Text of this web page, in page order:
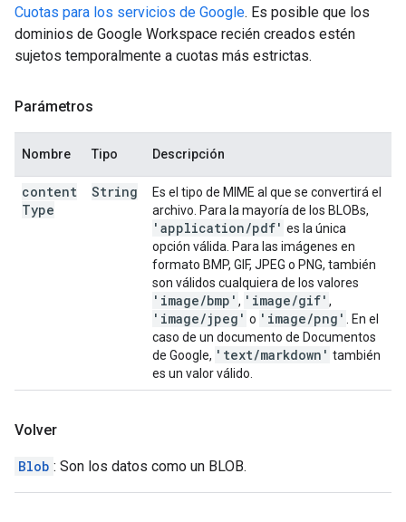
Cuotas para los servicios de Google. Es posible que los
dominios de Google Workspace recién creados estén
sujetos temporalmente a cuotas más estrictas.
Parámetros
Nombre Tipo Descripción
content
Type
String
Es el tipo de MIME al que se convertirá el
archivo. Para la mayoría de los BLOBs,
'application/pdf' es la única
opción válida. Para las imágenes en
formato BMP, GIF, JPEG o PNG, también
son válidos cualquiera de los valores
'image/bmp' , 'image/gif' ,
'image/jpeg' o 'image/png'
. En el
caso de un documento de Documentos
de Google, 'text/markdown' también
es un valor válido.
Volver
Blob : Son los datos como un BLOB.